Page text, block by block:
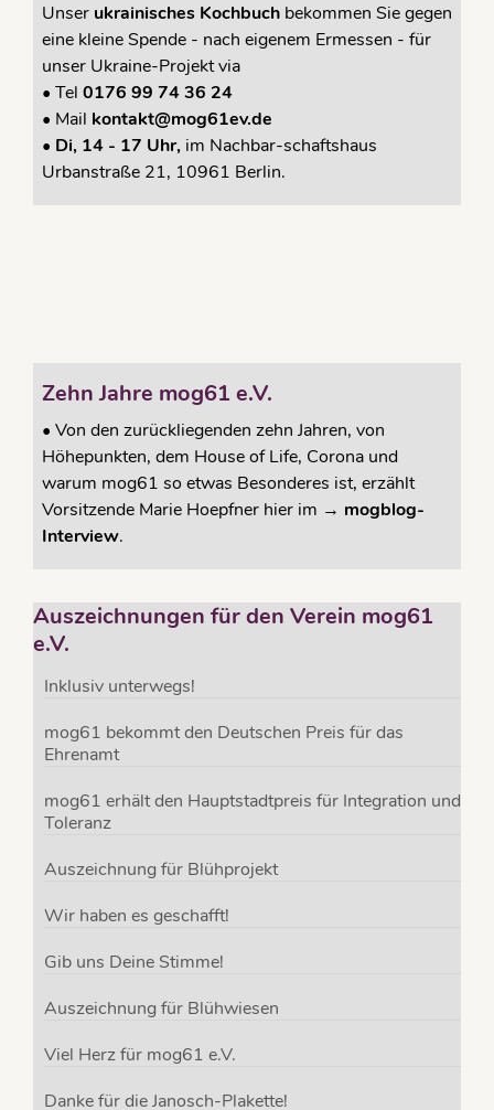
Unser ukrainisches Kochbuch bekommen Sie gegen
eine kleine Spende - nach eigenem Ermessen - für
unser Ukraine-Projekt via
• Tel 0176 99 74 36 24
• Mail kontakt@mog61ev.de
• Di, 14 - 17 Uhr,im Nachbar-schaftshaus
Urbanstraße 21, 10961 Berlin.
Zehn Jahre mog61 e.V.
• Von den zurückliegenden zehn Jahren, von
Höhepunkten, dem House of Life, Corona und
warum mog61 so etwas Besonderes ist, erzählt
Vorsitzende Marie Hoepfner hier im → mogblog-
Interview.
Auszeichnungen für den Verein mog61
e.V.
Inklusiv unterwegs!
mog61 bekommt den Deutschen Preis für das
Ehrenamt
mog61 erhält den Hauptstadtpreis für Integration und
Toleranz
Auszeichnung für Blühprojekt
Wir haben es geschafft!
Gib uns Deine Stimme!
Auszeichnung für Blühwiesen
Viel Herz für mog61 e.V.
Danke für die Janosch-Plakette!